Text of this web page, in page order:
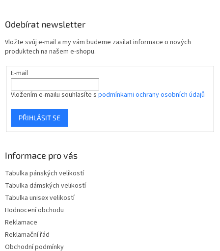
Odebírat newsletter
Vložte svůj e-mail a my vám budeme zasílat informace o nových
produktech na našem e-shopu.
E-mail
Vložením e-mailu souhlasíte s podmínkami ochrany osobních údajů
PŘIHLÁSIT SE
Informace pro vás
Tabulka pánských velikostí
Tabulka dámských velikostí
Tabulka unisex velikostí
Hodnocení obchodu
Reklamace
Reklamační řád
Obchodní podmínky